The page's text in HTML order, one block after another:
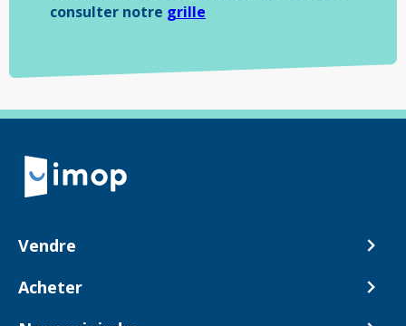
consulter notre grille
Retour à la navigation principale
Vendre
Comment ça marche ?
Acheter